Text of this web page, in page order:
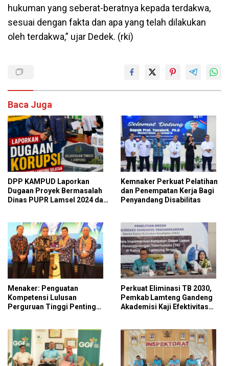
hukuman yang seberat-beratnya kepada terdakwa,
sesuai dengan fakta dan apa yang telah dilakukan
oleh terdakwa,” ujar Dedek. (rki)
Baca Juga
DPP KAMPUD Laporkan
Dugaan Proyek Bermasalah
Dinas PUPR Lamsel 2024 dan
Kemnaker Perkuat Pelatihan
dan Penempatan Kerja Bagi
Penyandang Disabilitas
Menaker: Penguatan
Kompetensi Lulusan
Perguruan Tinggi Penting
Perkuat Eliminasi TB 2030,
Pemkab Lamteng Gandeng
Akademisi Kaji Efektivitas